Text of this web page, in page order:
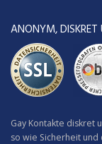
ANONYM, DISKRET
Gay Kontakte diskret
so wie Sicherheit